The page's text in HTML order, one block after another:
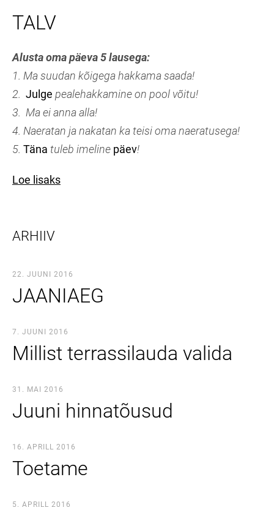
TALV
Alusta oma päeva 5 lausega:
1. Ma suudan kõigega hakkama saada!
2. Julge pealehakkamine on pool võitu!
3. Ma ei anna alla!
4. Naeratan ja nakatan ka teisi oma naeratusega!
5. Täna tuleb imeline päev!
Loe lisaks
ARHIIV
22. JUUNI 2016
JAANIAEG
7. JUUNI 2016
Millist terrassilauda valida
31. MAI 2016
Juuni hinnatõusud
16. APRILL 2016
Toetame
5. APRILL 2016